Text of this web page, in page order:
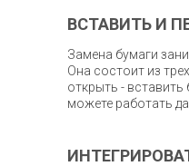
ВСТАВИТЬ И
Замена бумаги
Она состоит из
открыть - вставить
можете работать